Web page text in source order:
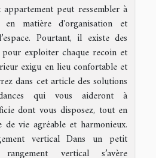
peut ressembler à
matière d'organisation et
Pourtant, il existe des
pour exploiter chaque recoin et
exigu en lieu confortable et
dans cet article des solutions
qui vous aideront à
dont vous disposez, tout en
vie agréable et harmonieux.
vertical Dans un petit
vertical s’avère